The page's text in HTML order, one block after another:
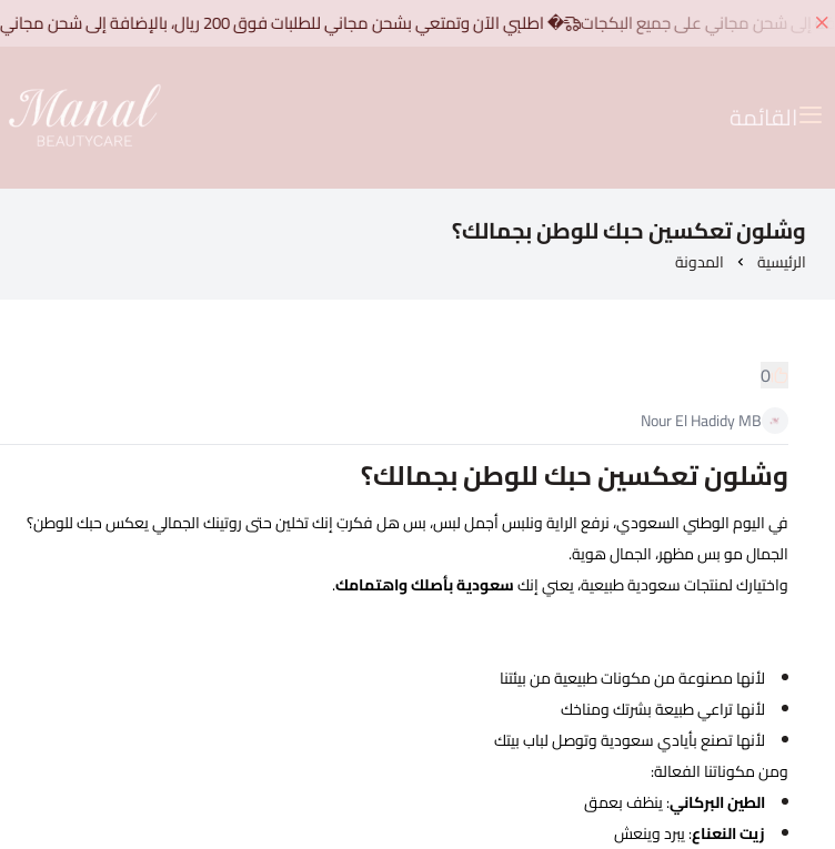
� اطلبِي الآن وتمتعي بشحن مجاني للطلبات فوق 200 ريال، بالإضافة إلى شحن مجاني على جميع البكجات
القائمة منال بيوتي كير | Manal Beauty care
وشلون تعكسين حبك للوطن بجمالك؟
الرئيسية المدونة
0
Nour El Hadidy MB
وشلون تعكسين حبك للوطن بجمالك؟
في اليوم الوطني السعودي، نرفع الراية ونلبس أجمل لبس، بس هل فكرتِ إنك تخلين حتى روتينك الجمالي يعكس حبك للوطن؟
الجمال مو بس مظهر، الجمال هوية.
واختيارك لمنتجات سعودية طبيعية، يعني إنكسعودية بأصلك واهتمامك.
لأنها مصنوعة من مكونات طبيعية من بيئتنا
لأنها تراعي طبيعة بشرتك ومناخك
لأنها تصنع بأيادي سعودية وتوصل لباب بيتك
ومن مكوناتنا الفعالة:
الطين البركاني: ينظف بعمق
زيت النعناع: يبرد وينعش